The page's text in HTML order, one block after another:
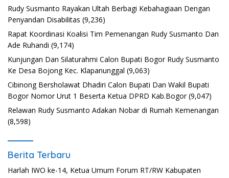
Rudy Susmanto Rayakan Ultah Berbagi Kebahagiaan Dengan
Penyandan Disabilitas (9,236)
Rapat Koordinasi Koalisi Tim Pemenangan Rudy Susmanto Dan
Ade Ruhandi (9,174)
Kunjungan Dan Silaturahmi Calon Bupati Bogor Rudy Susmanto
Ke Desa Bojong Kec. Klapanunggal (9,063)
Cibinong Bersholawat Dhadiri Calon Bupati Dan Wakil Bupati
Bogor Nomor Urut 1 Beserta Ketua DPRD Kab.Bogor (9,047)
Relawan Rudy Susmanto Adakan Nobar di Rumah Kemenangan
(8,598)
Berita Terbaru
Harlah IWO ke-14, Ketua Umum Forum RT/RW Kabupaten